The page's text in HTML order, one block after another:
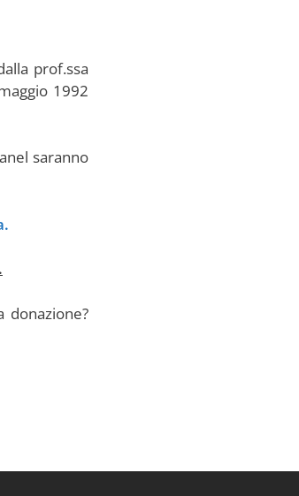
prof.ssa
1992
saranno
.
donazione?